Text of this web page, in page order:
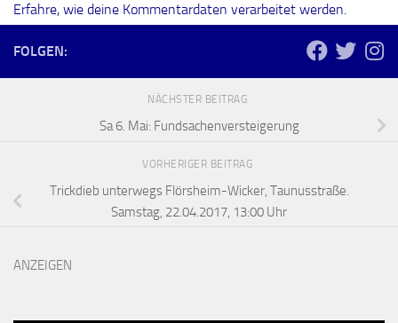
Erfahre, wie deine Kommentardaten verarbeitet werden.
FOLGEN:
NÄCHSTER BEITRAG
Sa 6. Mai: Fundsachenversteigerung
VORHERIGER BEITRAG
Trickdieb unterwegs Flörsheim-Wicker, Taunusstraße.
Samstag, 22.04.2017, 13:00 Uhr
ANZEIGEN